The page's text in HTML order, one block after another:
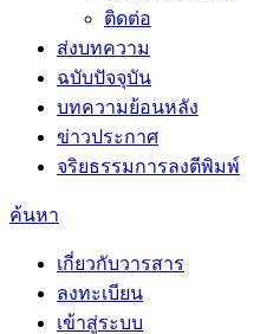
ติดต่อ
ส่งบทความ
ฉบับปัจจุบัน
บทความย้อนหลัง
ข่าวประกาศ
จริยธรรมการลงตีพิมพ์
ค้นหา
เกี่ยวกับวารสาร
ลงทะเบียน
เข้าสู่ระบบ